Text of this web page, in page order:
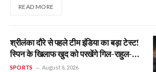
READ MORE
श्रीलंका दौरे से पहले टीम इंडिया का बड़ा टेस्ट!
स्पिन के खिलाफ खुद को परखेंगे गिल-राहुल-
जायसवाल
SPORTS August 6, 2026